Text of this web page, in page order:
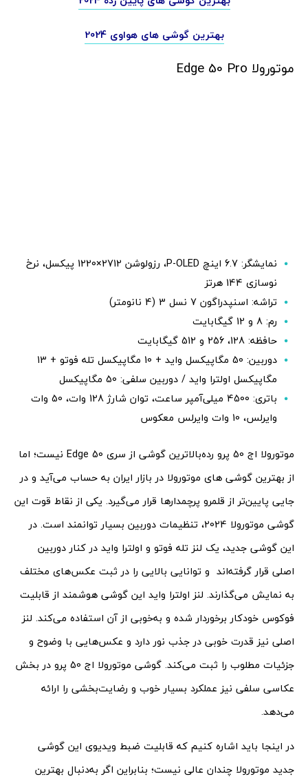
بهترین گوشی های هواوی 2024
موتورولا Edge 50 Pro
نمایشگر: 6.7 اینچ P-OLED، رزولوشن 2712×1220 پیکسل، نرخ
نوسازی 144 هرتز
تراشه: اسنپدراگون 7 نسل 3 (4 نانومتر)
رم: 8 و 12 گیگابایت
حافظه: 128، 256 و 512 گیگابایت
دوربین: 50 مگاپیکسل واید + 10 مگاپیکسل تله فوتو + 13
مگاپیکسل اولترا واید / دوربین سلفی: 50 مگاپیکسل
باتری: 4500 میلی‌آمپر ساعت، توان شارژ 128 وات، 50 وات
وایرلس، 10 وات وایرلس معکوس
موتورولا اج 50 پرو رده‌بالاترین گوشی از سری Edge 50 نیست؛ اما
از بهترین گوشی های موتورولا در بازار ایران به حساب می‌آید و در
جایی پایین‌تر از قلمرو پرچمدارها قرار می‌گیرد. یکی از نقاط قوت این
گوشی موتورولا 2024، تنظیمات دوربین بسیار توانمند است. در
این گوشی جدید، یک لنز تله فوتو و اولترا واید در کنار دوربین
اصلی قرار گرفته‌اند و توانایی بالایی را در ثبت عکس‌های مختلف
به نمایش می‌گذارند. لنز اولترا واید این گوشی هوشمند از قابلیت
فوکوس خودکار برخوردار شده و به‌خوبی از آن استفاده می‌کند. لنز
اصلی نیز قدرت خوبی در جذب نور دارد و عکس‌هایی با وضوح و
جزئیات مطلوب را ثبت می‌کند. گوشی موتورولا اج 50 پرو در بخش
عکاسی سلفی نیز عملکرد بسیار خوب و رضایت‌بخشی را ارائه
می‌دهد.
در اینجا باید اشاره کنیم که قابلیت ضبط ویدیوی این گوشی
جدید موتورولا چندان عالی نیست؛ بنابراین اگر به‌دنبال بهترین